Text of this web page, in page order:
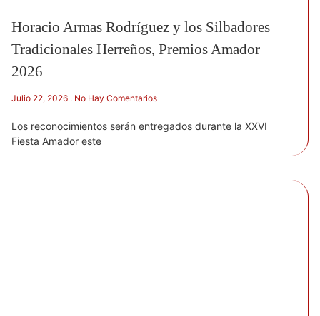
Horacio Armas Rodríguez y los Silbadores
Tradicionales Herreños, Premios Amador
2026
Julio 22, 2026 No Hay Comentarios
Los reconocimientos serán entregados durante la XXVI
Fiesta Amador este